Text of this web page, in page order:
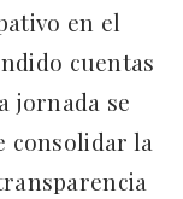
en el
cuentas
jornada se
consolidar la